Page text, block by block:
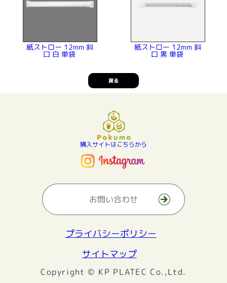
紙ストロー 12mm 斜
口 白 単袋
紙ストロー 12mm 斜
口 黒 単袋
戻る
購入サイトはこちらから
お問い合わせ
プライバシーポリシー
サイトマップ
Copyright © KP PLATEC Co.,Ltd.